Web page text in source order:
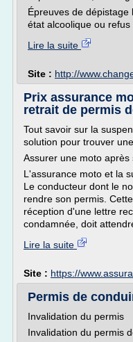
Épreuves de
état alcoolique ou refus
Lire la suite
Site : http://
Prix assurance
retrait de permis
Tout savoir sur la
solution pour trouver
Assurer une moto après
L'assurance moto et la
Le conducteur dont le
rendre son permis.
réception d'une lettre
condamnée, doit
Lire la suite
Site : https://
Permis de
Invalidation du permis
Invalidation du permis